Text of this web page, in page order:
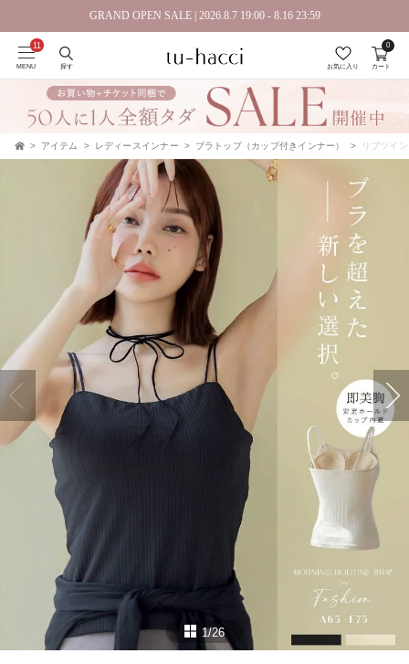
GRAND OPEN SALE | 2026.8.7 19:00 - 8.16 23:59
会員登録で今すぐ使えるポイントプレゼント！
MENU 探す お気に入り カート
0
アイテム レディースインナー ブラトップ（カップ付きインナー） リブツイ
1/26